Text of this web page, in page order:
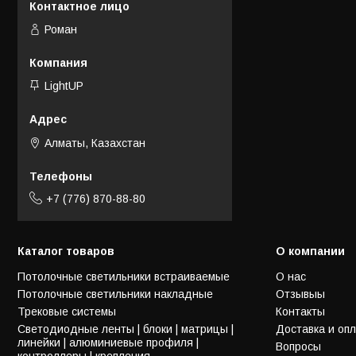
Роман
LightUP
Алматы, Казахстан
+7 (776) 870-88-80
Каталог товаров
Потолочные светильники встраиваемые
Потолочные светильники накладные
Трековые системы
Светодиодные ленты | блоки | матрицы |
линейки | алюминиевые профиля |
О компании
О нас
Отзывыы
Контакты
Доставка и
Вопросы